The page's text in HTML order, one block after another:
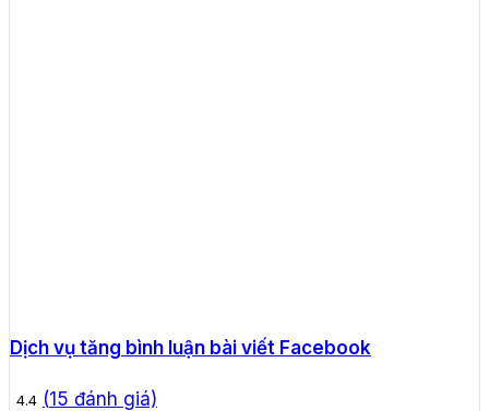
Dịch vụ tăng bình luận bài viết Facebook
4.4 (15 đánh giá)